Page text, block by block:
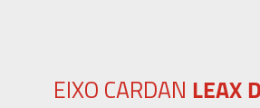
EIXO CARDAN LEAX